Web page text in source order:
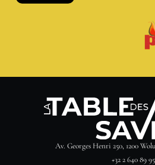
Av. Georges Henri 250, 1200
+32 2 640 89 95